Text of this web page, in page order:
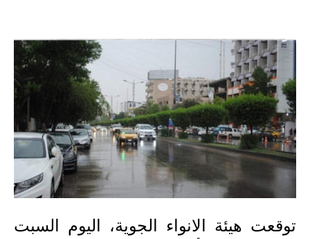
القروض والسلف
المنح المالية
قطع الاراضي
اخبار العراق
الاخبار السياسية
الاخبار الامنية
توقعت هيئة الانواء الجوية، اليوم السبت